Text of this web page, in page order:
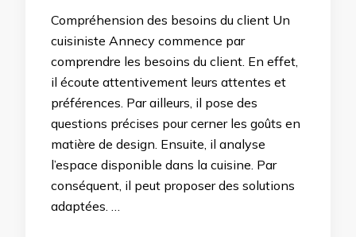
Compréhension des besoins du client Un
cuisiniste Annecy commence par
comprendre les besoins du client. En effet,
il écoute attentivement leurs attentes et
préférences. Par ailleurs, il pose des
questions précises pour cerner les goûts en
matière de design. Ensuite, il analyse
l’espace disponible dans la cuisine. Par
conséquent, il peut proposer des solutions
adaptées. …